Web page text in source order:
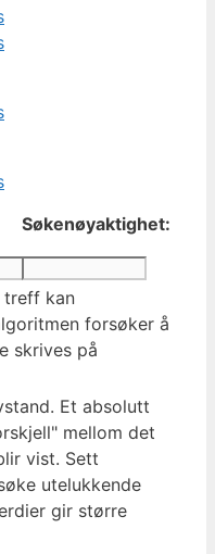
Søkenøyaktighet:
treff kan
forsøker å
skrives på
Et absolutt
mellom det
vist. Sett
utelukkende
gir større